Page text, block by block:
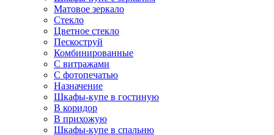
Матовое зеркало
Стекло
Цветное стекло
Пескоструй
Комбинированные
С витражами
С фотопечатью
Назначение
Шкафы-купе в гостиную
В коридор
В прихожую
Шкафы-купе в спальню